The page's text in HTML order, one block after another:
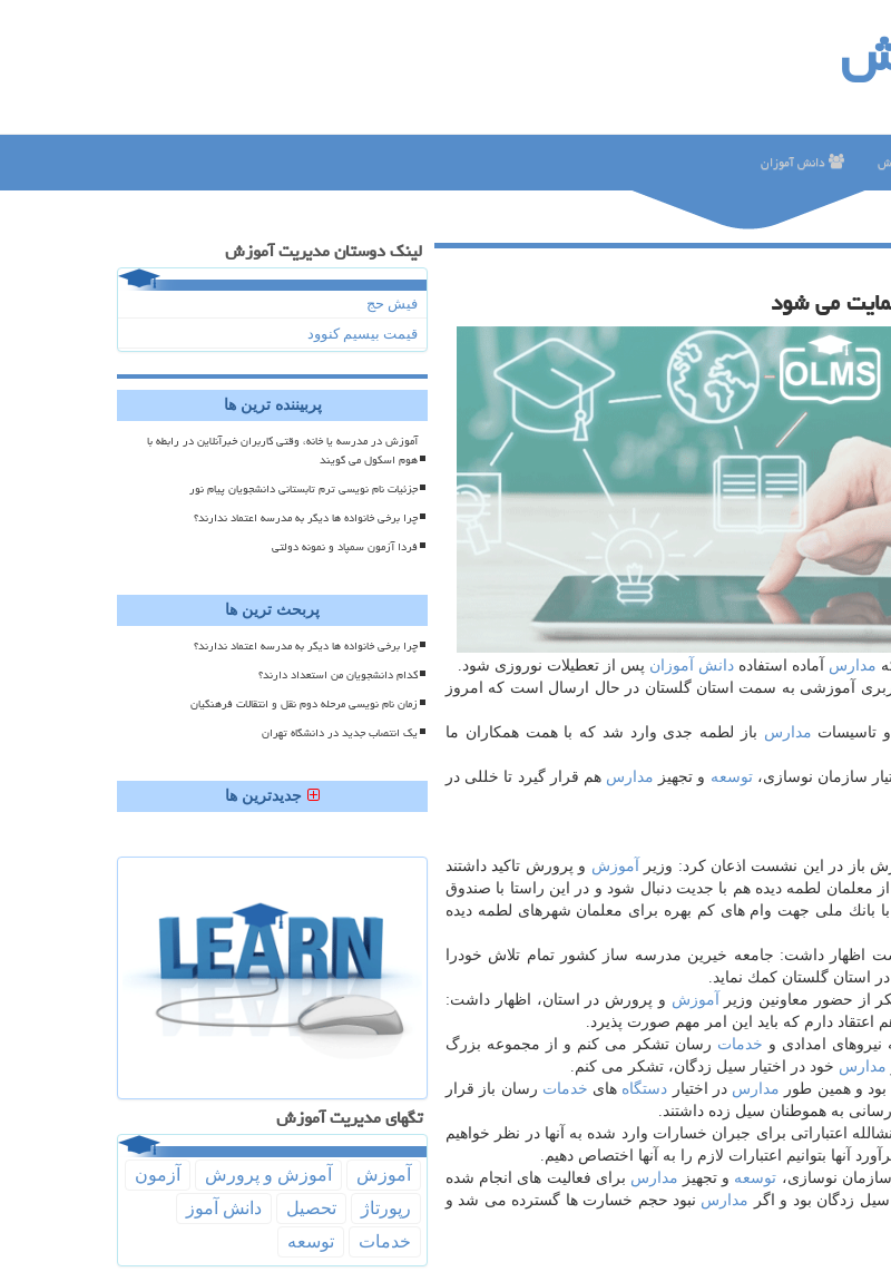
دانش آموزان
می شود
مدارس آماده استفاده دانش آموزان پس از تعطیلات نوروزی شود.
با كاربری آموزشی به سمت استان گلستان در حال ارسال است كه امروز
تاسیسات مدارس باز لطمه جدی وارد شد كه با همت همكاران ما
سازمان نوسازی،توسعه و تجهیز مدارس هم قرار گیرد تا خللی در
باز در این نشست اذعان كرد: وزیر آموزش و پرورش تاكید داشتند
معلمان لطمه دیده هم با جدیت دنبال شود و در این راستا با صندوق
بانك ملی جهت وام های كم بهره برای معلمان شهرهای لطمه دیده
داشت: جامعه خیرین مدرسه ساز كشور تمام تلاش خودرا
استان گلستان كمك نماید.
از حضور معاونین وزیر
آموزش و پرورش در استان، اظهار داشت:
اعتقاد دارم كه باید این امر مهم صورت پذیرد.
امدادی و خدمات رسان تشكر می كنم و از مجموعه بزرگ
مدارس خود در اختیار سیل زدگان، تشكر می كنم.
بود و همین طور مدارس در اختیار دستگاه های خدمات رسان باز قرار
به هموطنان سیل زده داشتند.
اعتباراتی برای جبران خسارات وارد شده به آنها در نظر خواهیم
بتوانیم اعتبارات لازم را به آنها اختصاص دهیم.
نوسازی، توسعه و تجهیز مدارس برای فعالیت های انجام شده
زدگان بود و اگر مدارس نبود حجم خسارت ها گسترده می شد و
لینک دوستان مدیریت آموزش
فیش حج
قیمت بیسیم کنوود
پربیننده ترین ها
آموزش در مدرسه یا خانه، وقتی کاربران خبرآنلاین در رابطه با
هوم اسکول می گویند
جزئیات نام نویسی ترم تابستانی دانشجویان پیام نور
چرا برخی خانواده ها دیگر به مدرسه اعتماد ندارند؟
فردا آزمون سمپاد و نمونه دولتی
پربحث ترین ها
چرا برخی خانواده ها دیگر به مدرسه اعتماد ندارند؟
کدام دانشجویان من استعداد دارند؟
زمان نام نویسی مرحله دوم نقل و انتقالات فرهنگیان
یک انتصاب جدید در دانشگاه تهران
جدیدترین ها
تگهای مدیریت آموزش
آموزش آموزش و پرورش
آزمون
رپورتاژ
تحصیل
دانش آموز
خدمات
توسعه